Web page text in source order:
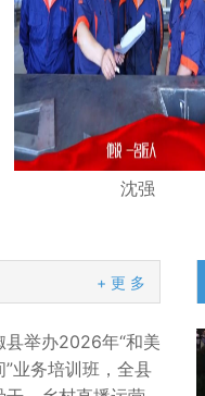
+ 更 多
县举办2026年“和美
”业务培训班，全县